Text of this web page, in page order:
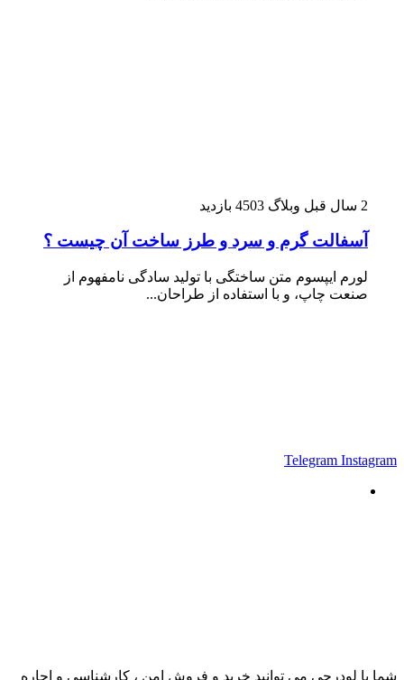
2 سال قبل وبلاگ 4503 بازدید
آسفالت گرم و سرد و طرز ساخت آن چیست ؟
لورم ایپسوم متن ساختگی با تولید سادگی نامفهوم از
صنعت چاپ، و با استفاده از طراحان...
Telegram Instagram
شما با لودرچی می توانید خرید و فروش امن ، کارشناسی و اجاره